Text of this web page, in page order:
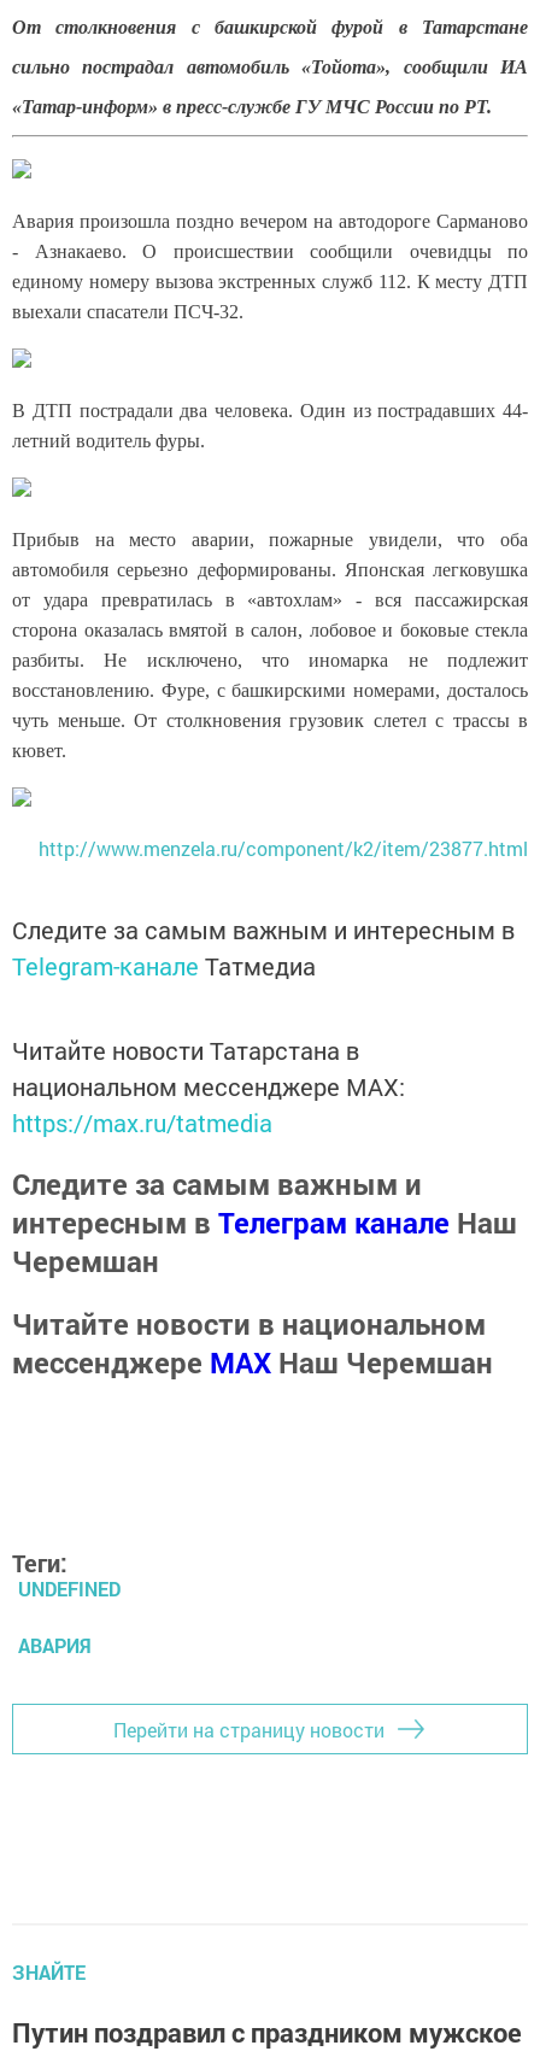
От столкновения с башкирской фурой в Татарстане
сильно пострадал автомобиль «Тойота», сообщили ИА
«Татар-информ» в пресс-службе ГУ МЧС России по РТ.
Авария произошла поздно вечером на автодороге Сарманово
- Азнакаево. О происшествии сообщили очевидцы по
единому номеру вызова экстренных служб 112. К месту ДТП
выехали спасатели ПСЧ-32.
В ДТП пострадали два человека. Один из пострадавших 44-
летний водитель фуры.
Прибыв на место аварии, пожарные увидели, что оба
автомобиля серьезно деформированы. Японская легковушка
от удара превратилась в «автохлам» - вся пассажирская
сторона оказалась вмятой в салон, лобовое и боковые стекла
разбиты. Не исключено, что иномарка не подлежит
восстановлению. Фуре, с башкирскими номерами, досталось
чуть меньше. От столкновения грузовик слетел с трассы в
кювет.
http://www.menzela.ru/component/k2/item/23877.html
Следите за самым важным и интересным в
Telegram-канале Татмедиа
Читайте новости Татарстана в
национальном мессенджере MАХ:
https://max.ru/tatmedia
Следите за самым важным и
интересным в Телеграм канале Наш
Черемшан
Читайте новости в национальном
мессенджере MАХ Наш Черемшан
Теги:
UNDEFINED
АВАРИЯ
Перейти на страницу новости
ЗНАЙТЕ
Путин поздравил с праздником мужское